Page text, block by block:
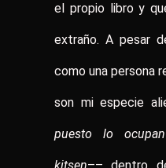
el propio libro y
extraño. A pesar
como una persona
son mi especie
puesto lo